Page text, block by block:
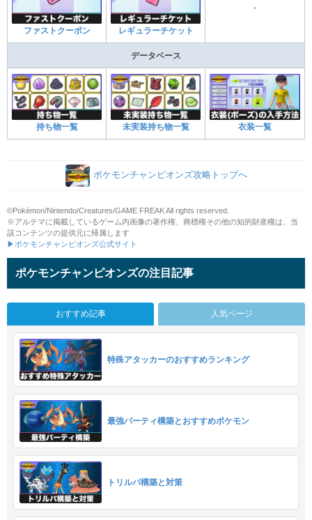
ファストクーポン レギュラーチケット
-
データベース
持ち物一覧 未実装持ち物一覧 衣装一覧
ポケモンチャンピオンズ攻略トップへ
©Pokémon/Nintendo/Creatures/GAME FREAK All rights reserved.
※アルテマに掲載しているゲーム内画像の著作権、商標権その他の知的財産権は、当
該コンテンツの提供元に帰属します
▶ポケモンチャンピオンズ公式サイト
ポケモンチャンピオンズの注目記事
おすすめ記事 人気ページ
特殊アタッカーのおすすめランキング
最強パーティ構築とおすすめポケモン
トリルパ構築と対策